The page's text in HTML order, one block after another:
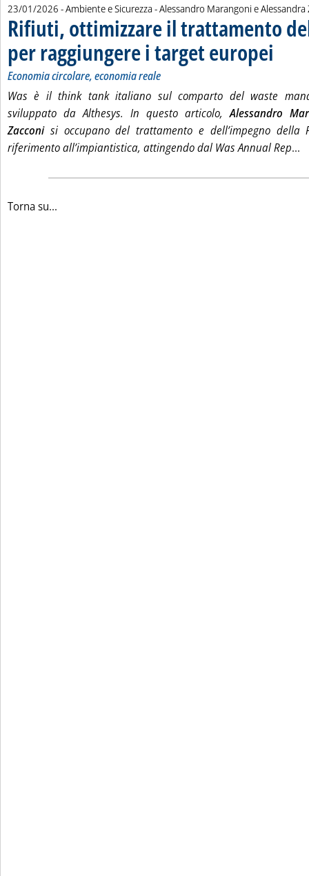
23/01/2026 - Ambiente e Sicurezza -di:
Alessandro Marangoni e Alessandra
Rifiuti, ottimizzare il trattamento
per raggiungere i target europei
Economia circolare, economia reale
Was è il think tank italiano sul comparto del waste
sviluppato da Althesys. In questo articolo,Alessandro
Zacconisi occupano del trattamento e dell’impegno della
riferimento all’impiantistica, attingendo dal Was Annual Rep...
Torna su...